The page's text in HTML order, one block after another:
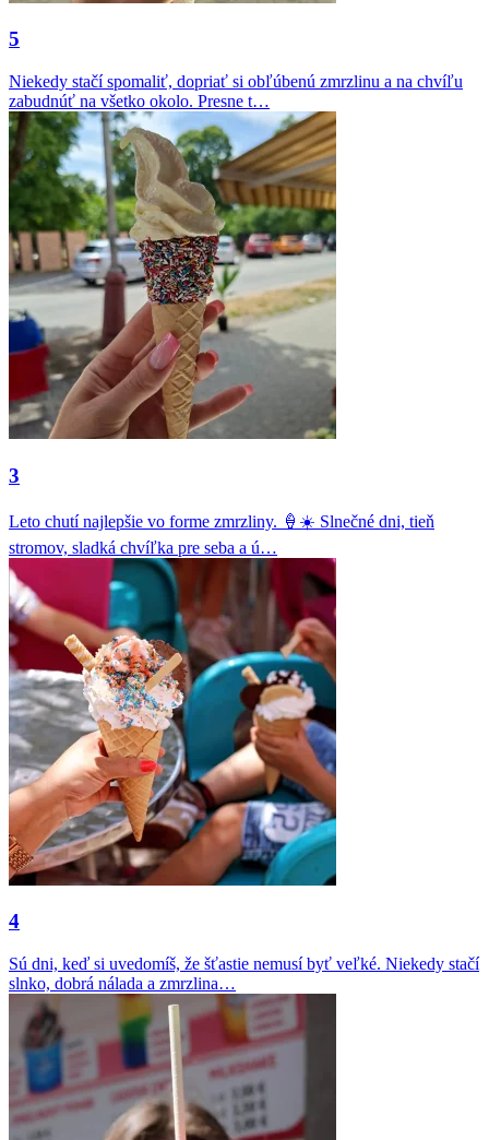
5
Niekedy stačí spomaliť, dopriať si obľúbenú zmrzlinu a na chvíľu
zabudnúť na všetko okolo. Presne t…
3
Leto chutí najlepšie vo forme zmrzliny. 🍦☀️ Slnečné dni, tieň
stromov, sladká chvíľka pre seba a ú…
4
Sú dni, keď si uvedomíš, že šťastie nemusí byť veľké. Niekedy stačí
slnko, dobrá nálada a zmrzlina…